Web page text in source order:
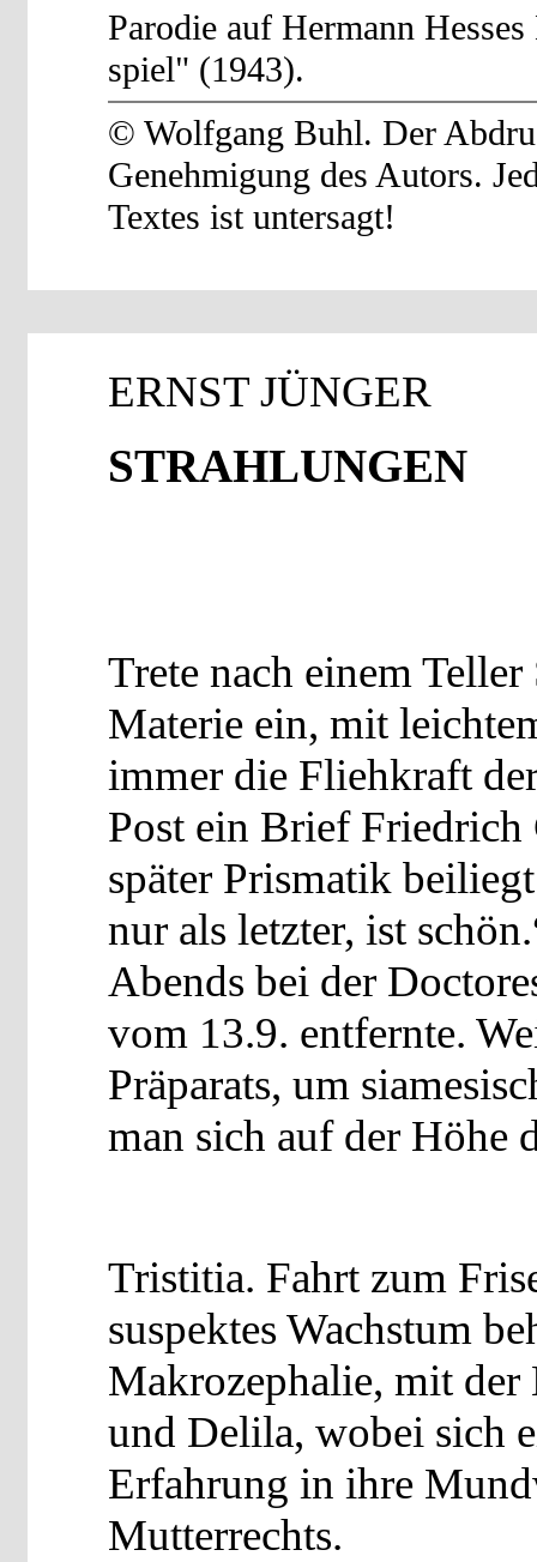
Parodie auf Hermann
spiel" (1943).
© Wolfgang Buhl. Der
Genehmigung des Autors.
Textes ist untersagt!
ERNST JÜNGER
STRAHLUNGEN
Trete nach einem
Materie ein, mit
immer die Fliehkraft
Post ein Brief Friedrich
später Prismatik
nur als letzter, ist
Abends bei der
vom 13.9. entfernte.
Präparats, um
man sich auf der Höhe
Tristitia. Fahrt zum
suspektes Wachstum
Makrozephalie, mit der
und Delila, wobei sich
Erfahrung in ihre
Mutterrechts.